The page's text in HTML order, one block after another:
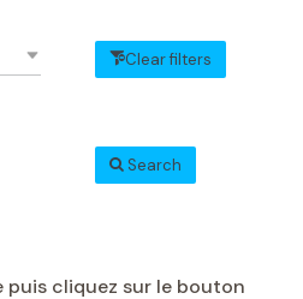
Clear filters
Search
puis cliquez sur le bouton